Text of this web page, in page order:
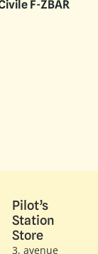
F-ZBAR
Pilot’s
Station
Store
3, avenue